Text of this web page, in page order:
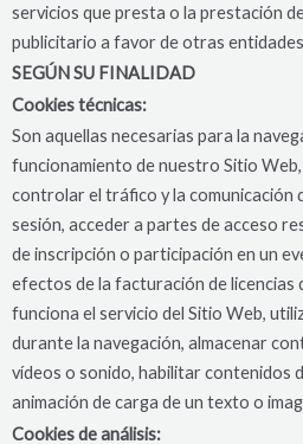
servicios que presta o la prestación
publicitario a favor de otras
SEGÚN SU FINALIDAD
Cookies técnicas:
Son aquellas necesarias para la
funcionamiento de nuestro Sitio
controlar el tráfico y la comunicación
sesión, acceder a partes de acceso
de inscripción o participación en un
efectos de la facturación de licencias
funciona el servicio del Sitio Web,
durante la navegación, almacenar
vídeos o sonido, habilitar contenidos
animación de carga de un texto o
Cookies de análisis: